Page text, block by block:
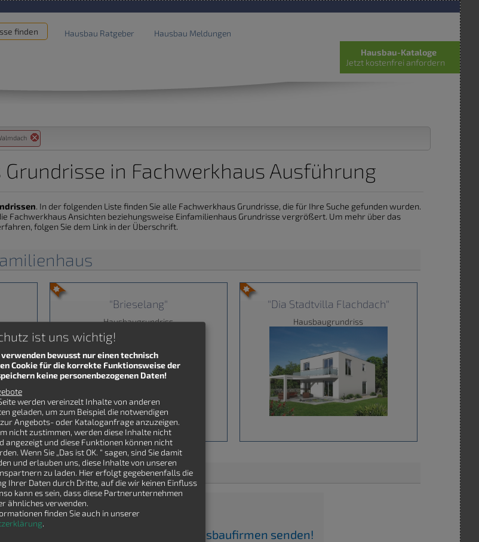
finden Hausbau Ratgeber Hausbau Meldungen
in Fachwerkhaus Ausführung
. In der folgenden Liste finden Sie alle Fachwerkhaus Grundrisse, die für Ihre Suche gefunden wurden.
Fachwerkhaus Ansichten beziehungsweise Einfamilienhaus Grundrisse vergrößert. Um mehr über das
folgen Sie dem Link in der Überschrift.
"Brieselang"
Hausbaugrundriss
"Dia Stadtvilla Flachdach"
Hausbaugrundriss
Grundriss gefunden?
Einfamilienhaus Grundrisse von Hausbaufirmen senden!
Hausbau-Kataloge
Jetzt kostenfrei anfordern
ist uns wichtig!
bewusst nur einen technisch
Cookie für die korrekte Funktionsweise der
keine personenbezogenen Daten!
werden vereinzelt Inhalte von anderen
geladen, um zum Beispiel die notwendigen
Angebots- oder Kataloganfrage anzuzeigen.
nicht zustimmen, werden diese Inhalte nicht
angezeigt und diese Funktionen können nicht
Wenn Sie „Das ist OK. “ sagen, sind Sie damit
und erlauben uns, diese Inhalte von unseren
zu laden. Hier erfolgt gegebenenfalls die
Ihrer Daten durch Dritte, auf die wir keinen Einfluss
kann es sein, dass diese Partnerunternehmen
ähnliches verwenden.
finden Sie auch in unserer
.